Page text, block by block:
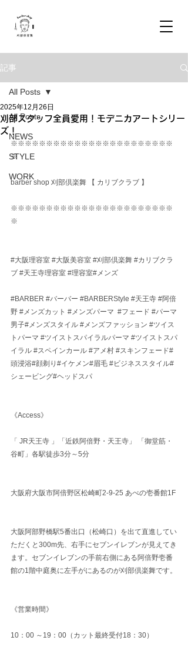
記事
All Posts
NEWS
STYLE
WORK
All Posts
刈部スタッフ全員愛用！モデニカアートシリー
ズ！
2025年12月26日
※※※※※※※※※※※※※※※※※※※※※※※
※
barber shop 刈部倶楽舞 【 カリブクラブ 】
※※※※※※※※※※※※※※※※※※※※※※※
※
#大阪理容室 #大阪美容室 #刈部倶楽舞 #カリブクラ
ブ #天王寺理容室 #理容室#メンズ
#BARBER #バーバー #BARBERStyle #天王寺 #阿倍
野 #メンズカット #メンズパーマ #フェード #パーマ
男子#メンズスタイル #メンズファッション #ツイス
トパーマ #ツイストスパイラルパーマ #ツイストスパ
イラル #スペインカール #アメ村 #スキンフェード#
頭浸浴#顔剃り#イケメン#眉毛 #ビジネススタイル#
シェービング#ヘッドスパ
《Access》
「 JR天王寺 」「近鉄阿倍野・天王寺」 「御堂筋・
谷町」各駅徒歩3分～5分
大阪府大阪市阿倍野区松崎町2-9-25 あべの壱番館1F
大阪阿部野橋駅5番出口（松崎口）を出て直進してい
ただくと300m先、右手にセブンイレブンが見えてき
ます。セブンイレブンの手前右側にある阿倍野壱番
館の1階中庭奥に左手がにあるのが刈部倶楽舞です。
《営業時間》
10：00 ～19：00（カット最終受付18：30）